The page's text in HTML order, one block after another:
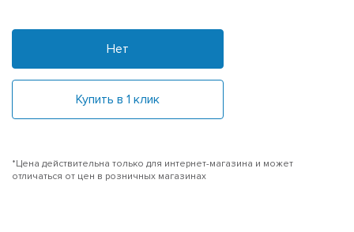
Нет
Купить в 1 клик
*Цена действительна только для интернет-магазина и может
отличаться от цен в розничных магазинах